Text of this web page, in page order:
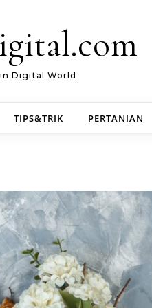
Digital World
TIPS&TRIK PERTANIAN